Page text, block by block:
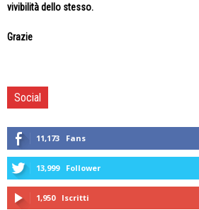
vivibilità dello stesso.
Grazie
Social
11,173 Fans
13,999 Follower
1,950 Iscritti